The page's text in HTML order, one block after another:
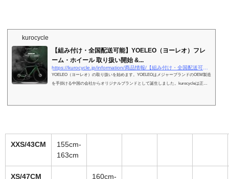
kurocycle
【組み付け・全国配送可能】YOELEO（ヨーレオ）フレ
ーム・ホイール 取り扱い開始 &...
YOELEO（ヨーレオ）の取り扱いを始めます。YOELEOはメジャーブランドのOEM製造
を手掛ける中国の会社からオリジナルブランドとして誕生しました。kurocycleは正規
XXS/43CM
155cm-
163cm
XS/47CM
160cm-